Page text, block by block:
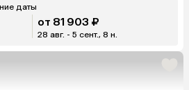
даты
от 81 903 ₽
28 авг. - 5 сент., 8 н.